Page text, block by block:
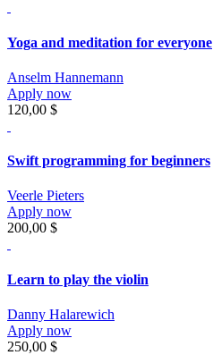
Yoga and meditation for everyone
Anselm Hannemann
Apply now
120,00 $
Swift programming for beginners
Veerle Pieters
Apply now
200,00 $
Learn to play the violin
Danny Halarewich
Apply now
250,00 $